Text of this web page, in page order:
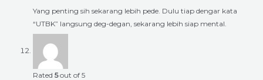
Yang penting sih sekarang lebih pede. Dulu tiap dengar kata
“UTBK” langsung deg-degan, sekarang lebih siap mental.
Rated 5out of 5